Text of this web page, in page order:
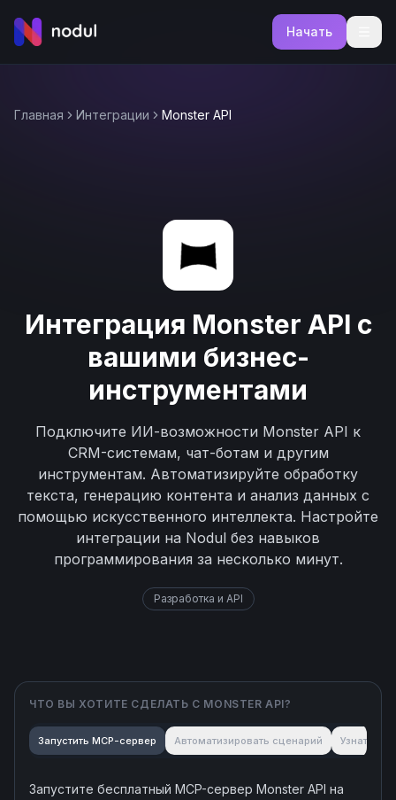
Начать
Главная Интеграции Monster API
Интеграция Monster API с
вашими бизнес-
инструментами
Подключите ИИ-возможности Monster API к
CRM-системам, чат-ботам и другим
инструментам. Автоматизируйте обработку
текста, генерацию контента и анализ данных с
помощью искусственного интеллекта. Настройте
интеграции на Nodul без навыков
программирования за несколько минут.
Разработка и API
ЧТО ВЫ ХОТИТЕ СДЕЛАТЬ С MONSTER API?
Запустить MCP-сервер Автоматизировать сценарий Узнать об
Запустите бесплатный MCP-сервер Monster API на